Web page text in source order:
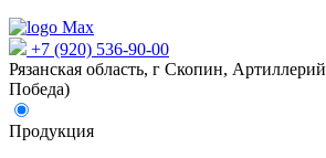
+7 (920) 536-90-00
Рязанская область, г Скопин,
Победа)
Продукция